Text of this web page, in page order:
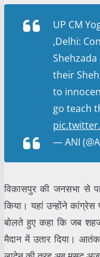
UP CM
,Delhi:
their
to
go teach
— ANI
विकासपुर की जनसभा से
किया। यहां उन्होंने कांग्रेस
बोलते हुए कहा कि जब
मैदान में उतार दिया।